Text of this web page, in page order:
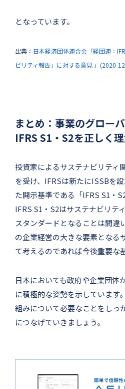
となっています。
出典： 日本経済団体連合会「経団連：
ビリティ報告」に対する意見 」(2020-
まとめ：事業のグロー
IFRS S1・S2を正しく
投資家によるサステナビリティ
を受け、IFRSは新たにISSBを
た開示基準である「IFRS S1・
IFRS S1・S2はサステナビリテ
スタンダードとなることは間違
の企業経営の大きな要素となる
て考えるのであれば今後重要な
日本においても政府や企業団体
に積極的な姿勢を示しています
組みについて必要なことをしっ
につなげていきましょう。